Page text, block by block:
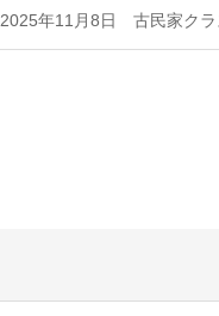
2025年11月8日 古民家クラ